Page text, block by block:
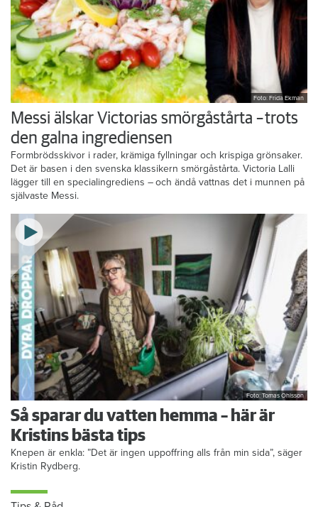
Foto: Frida Ekman
Messi älskar Victorias smörgåstårta – trots
den galna ingrediensen
Formbrödsskivor i rader, krämiga fyllningar och krispiga grönsaker.
Det är basen i den svenska klassikern smörgåstårta. Victoria Lalli
lägger till en specialingrediens – och ändå vattnas det i munnen på
självaste Messi.
Foto: Tomas Ohlsson
Så sparar du vatten hemma – här är
Kristins bästa tips
Knepen är enkla: ”Det är ingen uppoffring alls från min sida”, säger
Kristin Rydberg.